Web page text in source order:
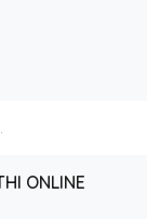
ONLINE